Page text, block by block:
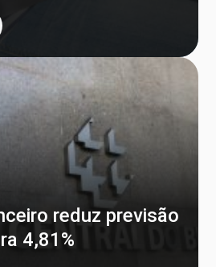
reduz previsão
4,81%